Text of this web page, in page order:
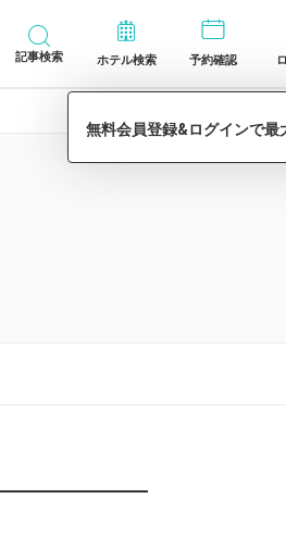
記事検索 ホテル検索 予約確認